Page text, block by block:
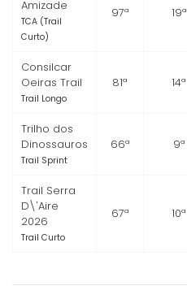
Amizade
TCA (Trail
Curto)
97ª 19ª
Consilcar
Oeiras Trail
Trail Longo
81ª 14ª
Trilho dos
Dinossauros
Trail Sprint
66ª 9ª
Trail Serra
D\'Aire
2026
Trail Curto
67ª 10ª